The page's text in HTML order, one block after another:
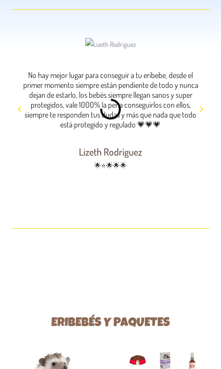
No hay mejor lugar para conseguir a tu eribebe, desde el
primer momento siempre están pendiente de todo y nunca
dejan de estarlo, los bebés siempre llegan sanos y super
protegidos, vale 1000% la pena conseguirlos con ellos,
siempre te responden tus dudas y más que nada que todo
está protegido y regulado 💗💗💗
Lizeth Rodriguez
🌟⭐🌟🌟🌟
ERIBEBÉS Y PAQUETES
producto